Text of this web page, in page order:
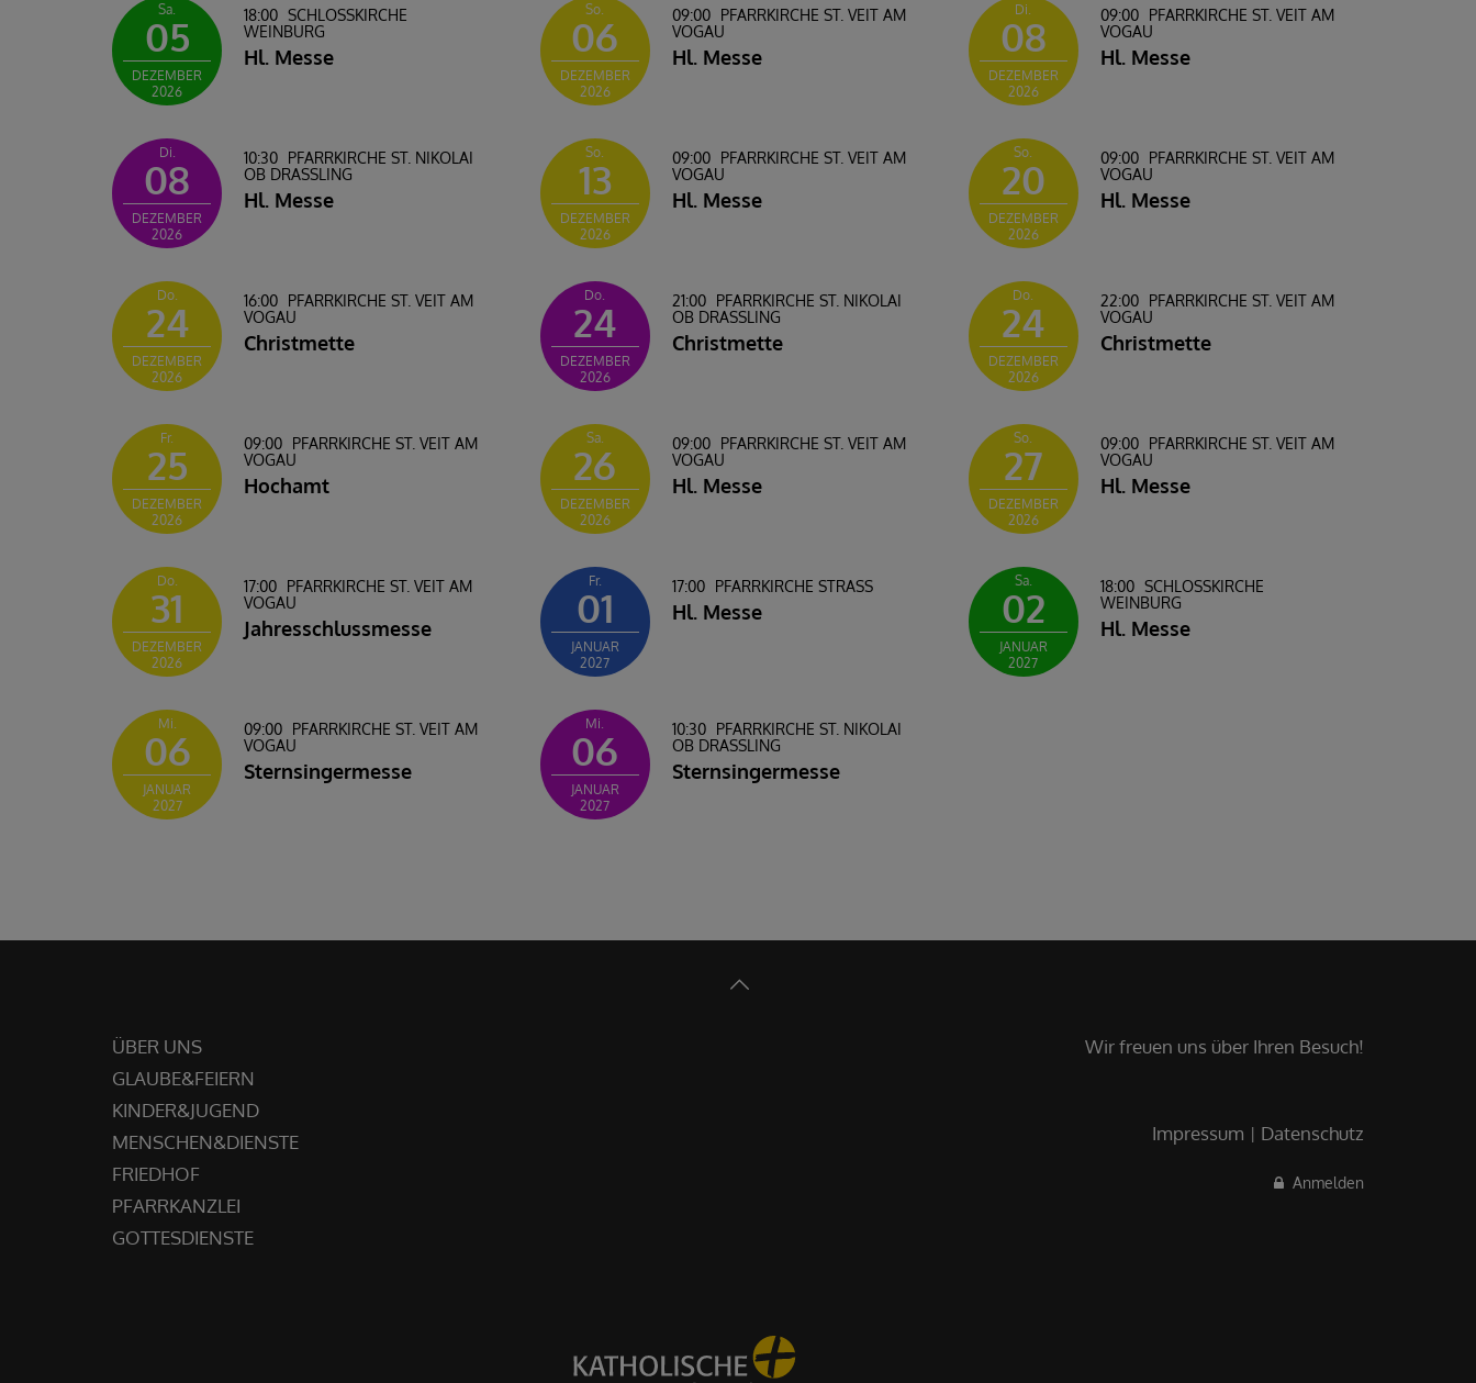
Sa.
05
DEZEMBER
2026
18:00 SCHLOSSKIRCHE W
EINBURG
Hl. Messe
So.
06
DEZEMBER
2026
09:00 PFARRKIRCHE ST. VEIT AM
VOGAU
Hl. Messe
Di.
08
DEZEMBER
2026
09:00 PFARRKIRCHE ST. VEIT AM
VOGAU
Hl. Messe
Di.
08
DEZEMBER
2026
10:30 PFARRKIRCHE ST. NIKOLAI
OB DRASSLING
Hl. Messe
So.
13
DEZEMBER
2026
09:00 PFARRKIRCHE ST. VEIT AM
VOGAU
Hl. Messe
So.
20
DEZEMBER
2026
09:00 PFARRKIRCHE ST. VEIT AM
VOGAU
Hl. Messe
Do.
24
DEZEMBER
2026
16:00 PFARRKIRCHE ST. VEIT AM
VOGAU
Christmette
Do.
24
DEZEMBER
2026
21:00 PFARRKIRCHE ST. NIKOLAI
OB DRASSLING
Christmette
Do.
24
DEZEMBER
2026
22:00 PFARRKIRCHE ST. VEIT AM
VOGAU
Christmette
Fr.
25
DEZEMBER
2026
09:00 PFARRKIRCHE ST. VEIT AM
VOGAU
Hochamt
Sa.
26
DEZEMBER
2026
09:00 PFARRKIRCHE ST. VEIT AM
VOGAU
Hl. Messe
So.
27
DEZEMBER
2026
09:00 PFARRKIRCHE ST. VEIT AM
VOGAU
Hl. Messe
Do.
31
DEZEMBER
2026
17:00 PFARRKIRCHE ST. VEIT AM
VOGAU
Jahresschlussmesse
Fr.
01
JANUAR
2027
17:00 PFARRKIRCHE STRASS
Hl. Messe
Sa.
02
JANUAR
2027
18:00 SCHLOSSKIRCHE W
EINBURG
Hl. Messe
Mi.
06
JANUAR
2027
09:00 PFARRKIRCHE ST. VEIT AM
VOGAU
Sternsingermesse
Mi.
06
JANUAR
2027
10:30 PFARRKIRCHE ST. NIKOLAI
OB DRASSLING
Sternsingermesse
ÜBER UNS
GLAUBE&FEIERN
KINDER&JUGEND
MENSCHEN&DIENSTE
FRIEDHOF
PFARRKANZLEI
GOTTESDIENSTE
Wir freuen uns über Ihren Besuch!
Impressum Datenschutz
Anmelden